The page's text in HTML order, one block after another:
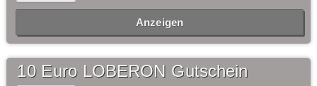
Anzeigen
10 Euro LOBERON Gutschein